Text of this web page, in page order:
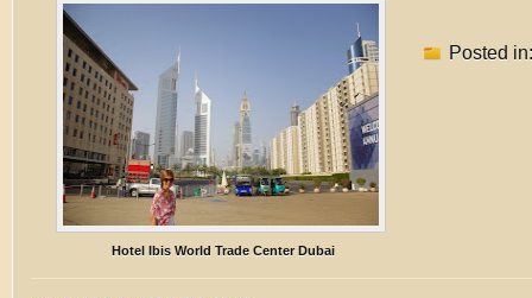
Hotel Ibis World Trade Center Dubai
Posted